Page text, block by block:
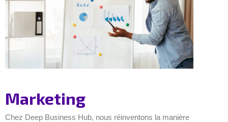
Marketing
Chez Deep Business Hub, nous réinventons la manière